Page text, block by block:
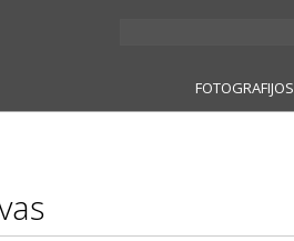
FOTOGRAFIJOS